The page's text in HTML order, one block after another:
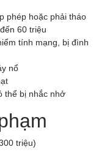
phép hoặc phải tháo
60 triệu
tính mạng, bị đình
nổ
thể bị nhắc nhở
triệu)